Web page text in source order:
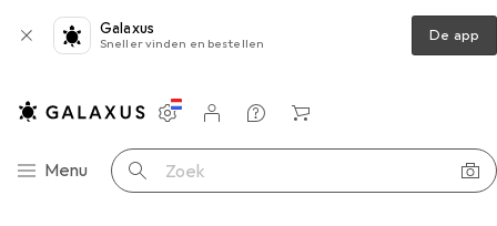
Galaxus
Sneller vinden en bestellen De app
Categorie navigatie
Menu Zoek op
Instellingen
Klantenaccount
Produktvergelijking
Verlanglijstje
Winkelmandje